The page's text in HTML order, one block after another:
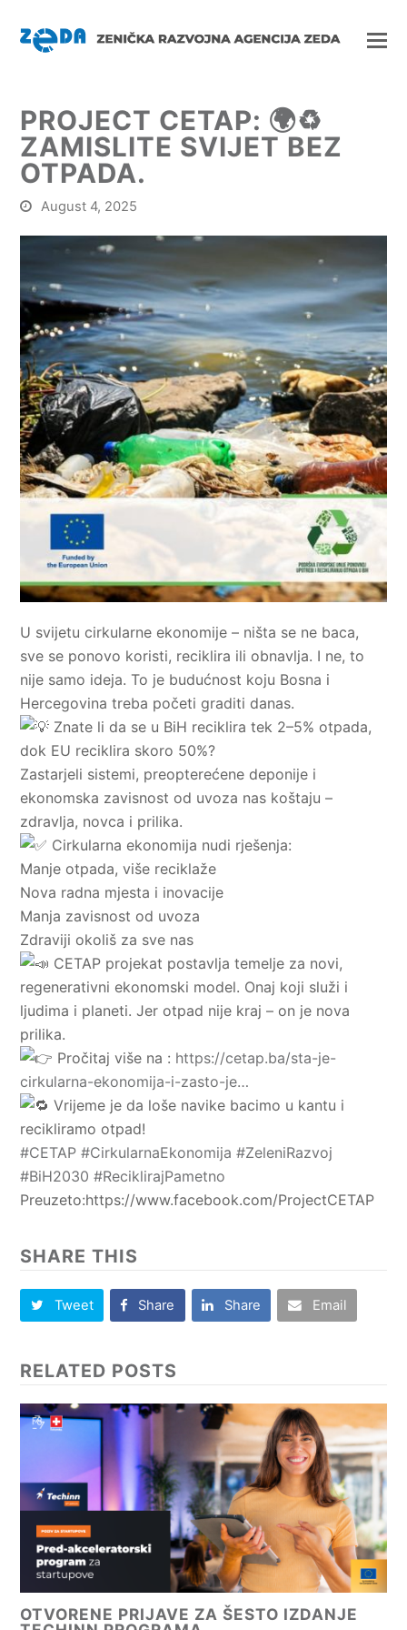
PROJECT CETAP: 🌍♻️
ZAMISLITE SVIJET BEZ
OTPADA.
August 4, 2025
U svijetu cirkularne ekonomije – ništa se ne baca,
sve se ponovo koristi, reciklira ili obnavlja. I ne, to
nije samo ideja. To je budućnost koju Bosna i
Hercegovina treba početi graditi danas.
Znate li da se u BiH reciklira tek 2–5% otpada,
dok EU reciklira skoro 50%?
Zastarjeli sistemi, preopterećene deponije i
ekonomska zavisnost od uvoza nas koštaju –
zdravlja, novca i prilika.
Cirkularna ekonomija nudi rješenja:
Manje otpada, više reciklaže
Nova radna mjesta i inovacije
Manja zavisnost od uvoza
Zdraviji okoliš za sve nas
CETAP projekat postavlja temelje za novi,
regenerativni ekonomski model. Onaj koji služi i
ljudima i planeti. Jer otpad nije kraj – on je nova
prilika.
Pročitaj više na : https://cetap.ba/sta-je-
cirkularna-ekonomija-i-zasto-je…
Vrijeme je da loše navike bacimo u kantu i
recikliramo otpad!
#CETAP #CirkularnaEkonomija #ZeleniRazvoj
#BiH2030 #ReciklirajPametno
Preuzeto:https://www.facebook.com/ProjectCETAP
SHARE THIS
Tweet Share Share Email
RELATED POSTS
OTVORENE PRIJAVE ZA ŠESTO IZDANJE